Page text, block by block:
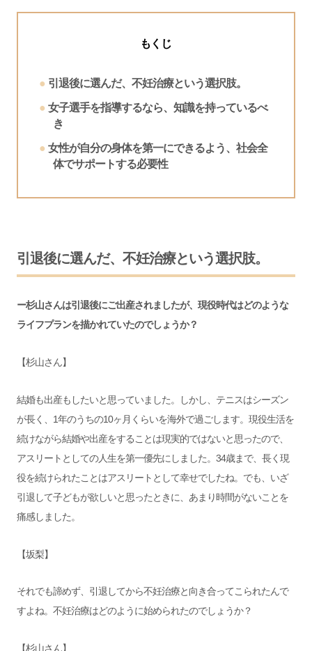
もくじ
引退後に選んだ、不妊治療という選択肢。
女子選手を指導するなら、知識を持っているべ
き
女性が自分の身体を第一にできるよう、社会全
体でサポートする必要性
引退後に選んだ、不妊治療という選択肢。
ー杉山さんは引退後にご出産されましたが、現役時代はどのような
ライフプランを描かれていたのでしょうか？
【杉山さん】
結婚も出産もしたいと思っていました。しかし、テニスはシーズン
が長く、1年のうちの10ヶ月くらいを海外で過ごします。現役生活を
続けながら結婚や出産をすることは現実的ではないと思ったので、
アスリートとしての人生を第一優先にしました。34歳まで、長く現
役を続けられたことはアスリートとして幸せでしたね。でも、いざ
引退して子どもが欲しいと思ったときに、あまり時間がないことを
痛感しました。
【坂梨】
それでも諦めず、引退してから不妊治療と向き合ってこられたんで
すよね。不妊治療はどのように始められたのでしょうか？
【杉山さん】